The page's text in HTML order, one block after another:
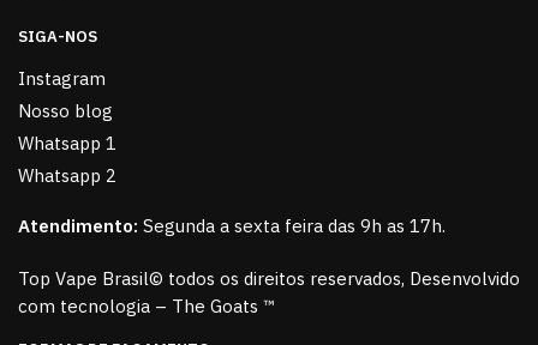
SIGA-NOS
Instagram
Nosso blog
Whatsapp 1
Whatsapp 2
Atendimento: Segunda a sexta feira das 9h as 17h.
Top Vape Brasil© todos os direitos reservados, Desenvolvido
com tecnologia – The Goats ™